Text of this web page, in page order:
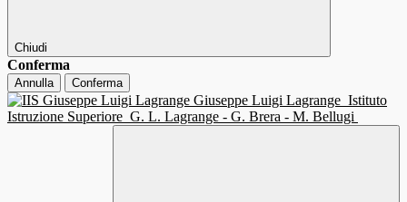
Chiudi
Conferma
Annulla Conferma
Giuseppe Luigi Lagrange Istituto
Istruzione Superiore G. L. Lagrange - G. Brera - M. Bellugi